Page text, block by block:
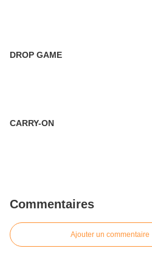
DROP GAME
CARRY-ON
Commentaires
Ajouter un commentaire